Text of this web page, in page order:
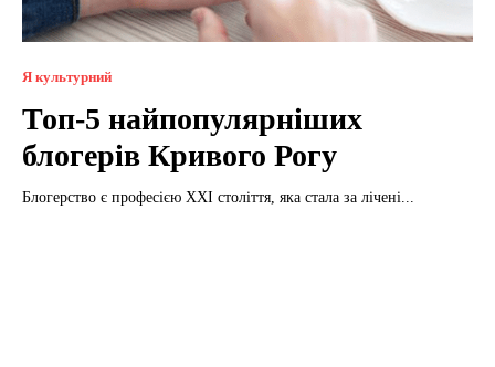
Я культурний
Топ-5 найпопулярніших
блогерів Кривого Рогу
Блогерство є професією ХХІ століття, яка стала за лічені...